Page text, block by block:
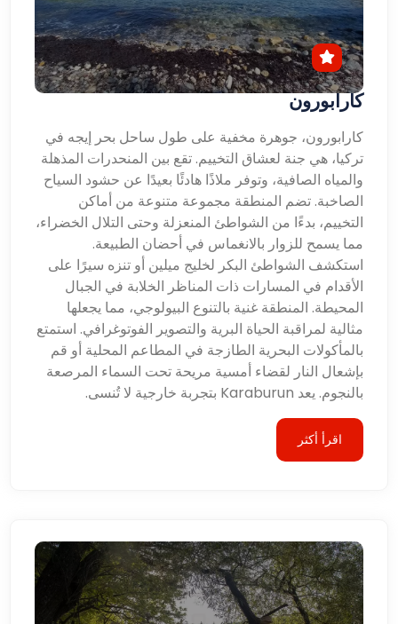
كارابورون
كارابورون، جوهرة مخفية على طول ساحل بحر إيجه في
تركيا، هي جنة لعشاق التخييم. تقع بين المنحدرات المذهلة
والمياه الصافية، وتوفر ملاذًا هادئًا بعيدًا عن حشود السياح
الصاخبة. تضم المنطقة مجموعة متنوعة من أماكن
التخييم، بدءًا من الشواطئ المنعزلة وحتى التلال الخضراء،
مما يسمح للزوار بالانغماس في أحضان الطبيعة.
استكشف الشواطئ البكر لخليج ميلين أو تنزه سيرًا على
الأقدام في المسارات ذات المناظر الخلابة في الجبال
المحيطة. المنطقة غنية بالتنوع البيولوجي، مما يجعلها
مثالية لمراقبة الحياة البرية والتصوير الفوتوغرافي. استمتع
بالمأكولات البحرية الطازجة في المطاعم المحلية أو قم
بإشعال النار لقضاء أمسية مريحة تحت السماء المرصعة
بالنجوم. يعد Karaburun بتجربة خارجية لا تُنسى.
اقرأ أكثر